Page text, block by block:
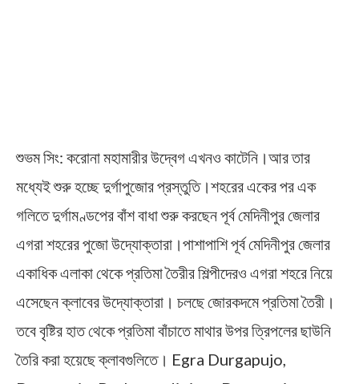
শুভম সিং: করোনা মহামারীর উদ্বেগ এখনও কাটেনি।আর তার
মধ্যেই শুরু হচ্ছে দুর্গাপুজোর প্রস্তুতি।শহরের একের পর এক
গলিতে দুর্গামণ্ডপের বাঁশ বাধা শুরু করছেন পূর্ব মেদিনীপুর জেলার
এগরা শহরের পুজো উদ্যোক্তারা।পাশাপাশি পূর্ব মেদিনীপুর জেলার
একাধিক এলাকা থেকে প্রতিমা তৈরীর শিল্পীদেরও এগরা শহরে নিয়ে
এসেছেন ক্লাবের উদ্যোক্তারা। চলছে জোরকদমে প্রতিমা তৈরী।
তবে বৃষ্টির হাত থেকে প্রতিমা বাঁচাতে মাথার উপর ত্রিপলের ছাউনি
তৈরি করা হয়েছে ক্লাবগুলিতে। Egra Durgapujo,